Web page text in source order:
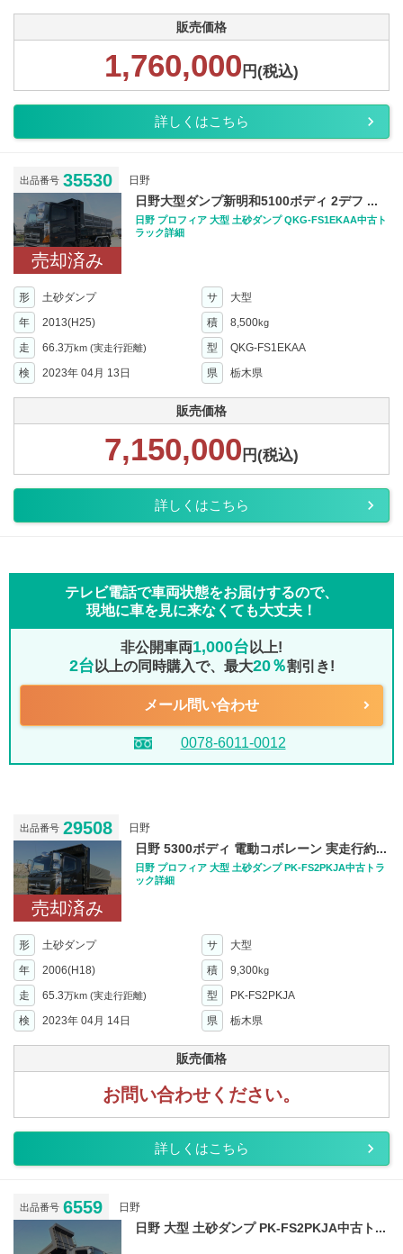
販売価格
1,760,000 円(税込)
詳しくはこちら
出品番号 35530 日野
売却済み
日野大型ダンプ新明和5100ボディ 2デフ ...
日野 プロフィア 大型 土砂ダンプ QKG-FS1EKAA中古ト
ラック詳細
形 土砂ダンプ サ
大型
年
2013(H25) 積 8,500kg
走 66.3万km (実走行距離) 型
QKG-FS1EKAA
検
2023年 04月 13日 県 栃木県
販売価格
7,150,000 円(税込)
詳しくはこちら
テレビ電話で車両状態をお届けするので、
現地に車を見に来なくても大丈夫！
非公開車両1,000台 以上!
2台 以上の同時購入で、最大20％割引き!
メール問い合わせ
0078-6011-0012
出品番号 29508 日野
売却済み
日野 5300ボディ 電動コボレーン 実走行約...
日野 プロフィア 大型 土砂ダンプ PK-FS2PKJA中古トラ
ック詳細
形 土砂ダンプ サ
大型
年
2006(H18) 積 9,300kg
走 65.3万km (実走行距離) 型
PK-FS2PKJA
検
2023年 04月 14日 県 栃木県
販売価格
お問い合わせください。
詳しくはこちら
出品番号 6559 日野
日野 大型 土砂ダンプ PK-FS2PKJA中古ト...